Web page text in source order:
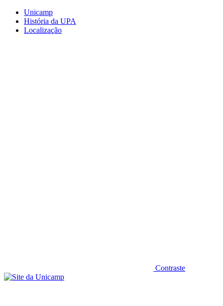
Conteúdo principal
Unicamp
História da UPA
Localização
Contraste